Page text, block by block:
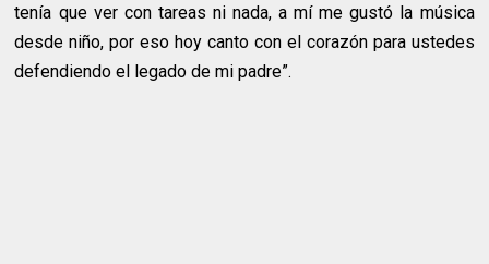
tenía que ver con tareas ni nada, a mí me gustó la música
desde niño, por eso hoy canto con el corazón para ustedes
defendiendo el legado de mi padre”.